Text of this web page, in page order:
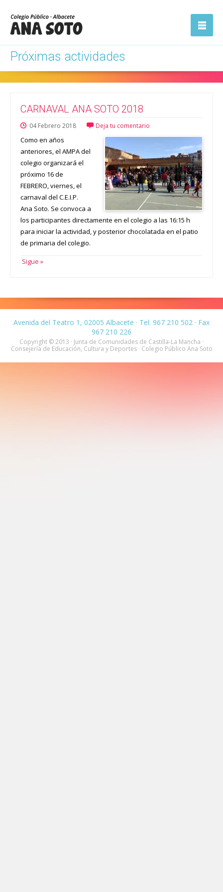
navegación
Próximas actividades
CARNAVAL ANA SOTO 2018
04Febrero 2018 Deja tu comentario
Como en años
anteriores, el AMPA del
colegio organizará el
próximo 16 de
FEBRERO, viernes, el
carnaval del C.E.I.P.
Ana Soto. Se convoca a
los participantes directamente en el colegio a las 16:15 h
para iniciar la actividad, y posterior chocolatada en el patio
de primaria del colegio.
Sigue »
Avenida del Teatro 1, 02005 Albacete · Tel. 967 210 502 · Fax
967 210 226
Copyright © 2013 · Junta de Comunidades de Castilla-La Mancha ·
Consejería de Educación, Cultura y Deportes · Colegio Público Ana Soto